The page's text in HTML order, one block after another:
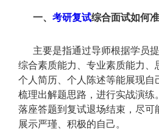
一、 考研复试综合面试如何
主要是指通过导师根据学员
综合素质能力、专业素质能力
个人简历、个人陈述等能展现
梳理出解题思路，进行实战演
落座答题到复试退场结束，尽
展示严瑾、积极的自己。